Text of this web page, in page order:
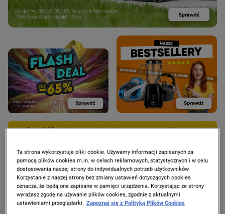
beztłuszczowa Hoffen z okienkiem, 5l za 95 zł
PROMOCJE
Ta strona wykorzystuje pliki cookie. Używamy informacji zapisanych za
pomocą plików cookies m.in. w celach reklamowych, statystycznych i w celu
dostosowania naszej strony do indywidualnych potrzeb użytkowników.
Korzystanie z naszej strony bez zmiany ustawień dotyczących cookies
oznacza, że będą one zapisane w pamięci urządzenia. Korzystając ze strony
wyrażasz zgodę na używanie plików cookies, zgodnie z aktualnymi
ustawieniami przeglądarki. Zapoznaj się z Polityką Plików Cookies